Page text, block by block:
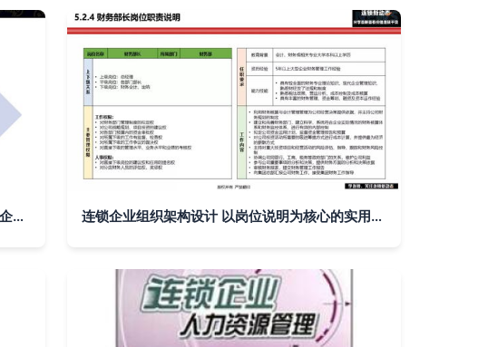
连锁企业培训员工应遵守的12645原则与连锁企业管理策略 连锁企业组织架构设计 以岗位说明为核心的实用方案